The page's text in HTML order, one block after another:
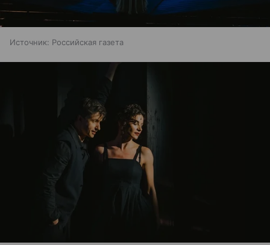
Источник: Российская газета